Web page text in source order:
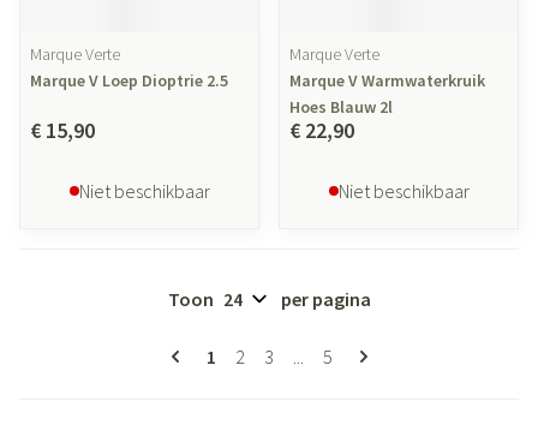
Marque Verte
Marque V Loep Dioptrie 2.5
€ 15,90
Niet beschikbaar
Marque Verte
Marque V Warmwaterkruik
Hoes Blauw 2l
€ 22,90
Niet beschikbaar
Pagina's
U lees momenteel pagina
1 Pagina
2 Pagina
3 ... Pagina
5
Toon per pagina